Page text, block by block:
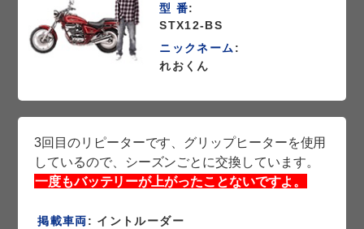
型 番:
STX12-BS
ニックネーム:
れおくん
3回目のリピーターです、グリップヒーターを使用
しているので、シーズンごとに交換しています。
一度もバッテリーが上がったことないですよ。
掲載車両: イントルーダー